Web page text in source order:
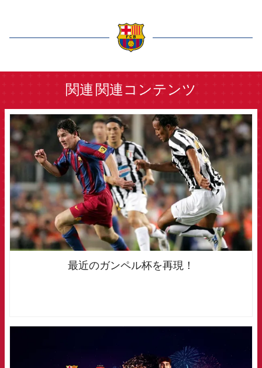
関連 関連コンテンツ
FCB Barcelona badge
最近のガンペル杯を再現！